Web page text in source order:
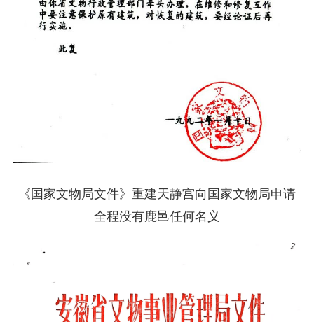
《国家文物局文件》重建天静宫向国家文物局申请
全程没有鹿邑任何名义